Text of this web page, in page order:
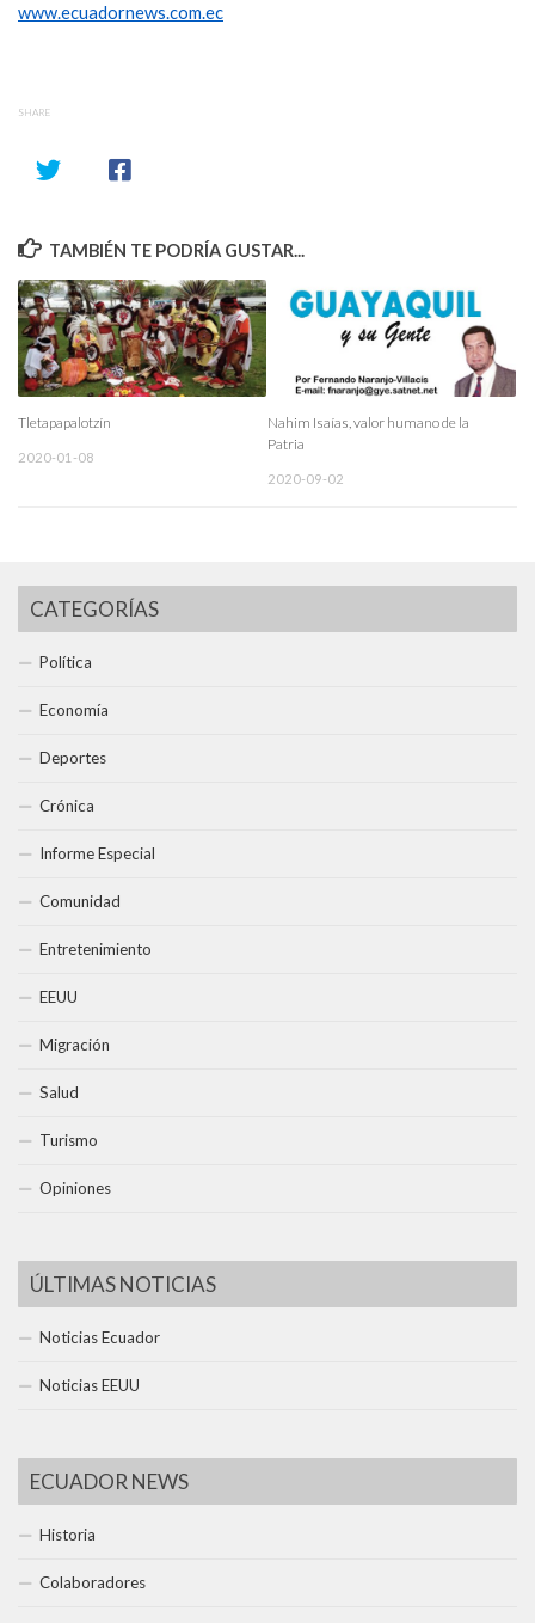
www.ecuadornews.com.ec
SHARE
TAMBIÉN TE PODRÍA GUSTAR...
Tletapapalotzín
2020-01-08
Nahim Isaías, valor humano de la
Patria
2020-09-02
CATEGORÍAS
Política
Economía
Deportes
Crónica
Informe Especial
Comunidad
Entretenimiento
EEUU
Migración
Salud
Turismo
Opiniones
ÚLTIMAS NOTICIAS
Noticias Ecuador
Noticias EEUU
ECUADOR NEWS
Historia
Colaboradores